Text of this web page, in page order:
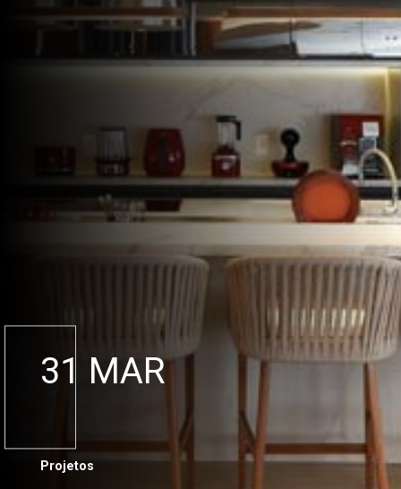
31 MAR
Projetos